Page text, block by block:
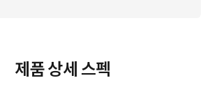
제품 상세 스펙